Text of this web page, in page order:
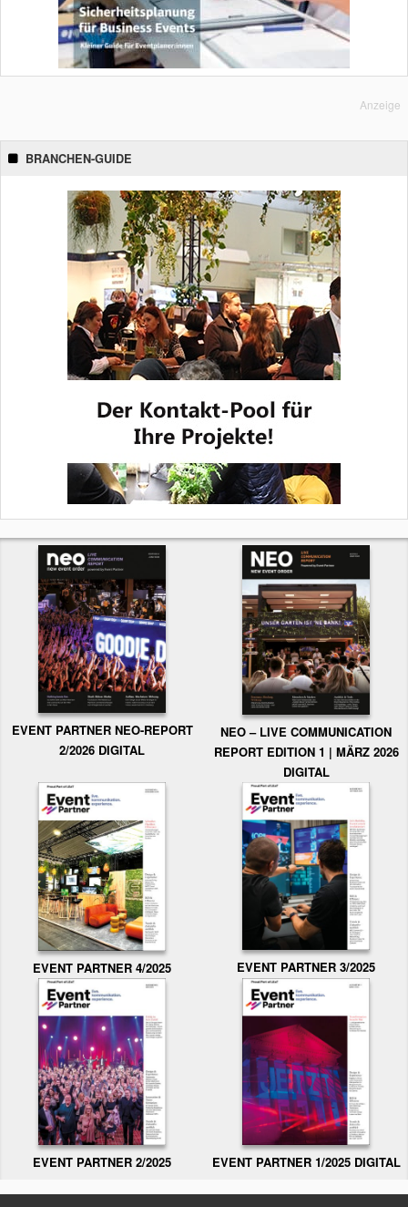
Anzeige
BRANCHEN-GUIDE
EVENT PARTNER NEO-REPORT
2/2026 DIGITAL
NEO – LIVE COMMUNICATION
REPORT EDITION 1 | MÄRZ 2026
DIGITAL
EVENT PARTNER 4/2025 EVENT PARTNER 3/2025
EVENT PARTNER 2/2025 EVENT PARTNER 1/2025 DIGITAL